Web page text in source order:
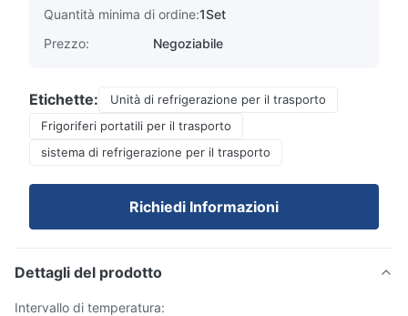
Quantità minima di ordine:1Set
Prezzo:
Negoziabile
Etichette:
Unità di refrigerazione per il trasporto
Frigoriferi portatili per il trasporto
sistema di refrigerazione per il trasporto
Richiedi Informazioni
Dettagli del prodotto
Intervallo di temperatura: